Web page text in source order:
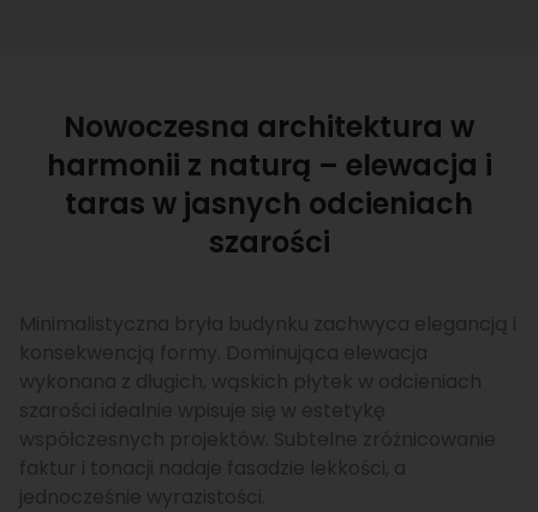
Nowoczesna architektura w
harmonii z naturą – elewacja i
taras w jasnych odcieniach
szarości
Minimalistyczna bryła budynku zachwyca elegancją i
konsekwencją formy. Dominująca elewacja
wykonana z długich, wąskich płytek w odcieniach
szarości idealnie wpisuje się w estetykę
współczesnych projektów. Subtelne zróżnicowanie
faktur i tonacji nadaje fasadzie lekkości, a
jednocześnie wyrazistości.